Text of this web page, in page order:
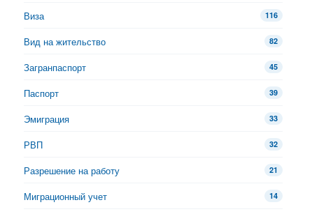
Виза 116
Вид на жительство 82
Загранпаспорт 45
Паспорт 39
Эмиграция 33
РВП 32
Разрешение на работу 21
Миграционный учет 14